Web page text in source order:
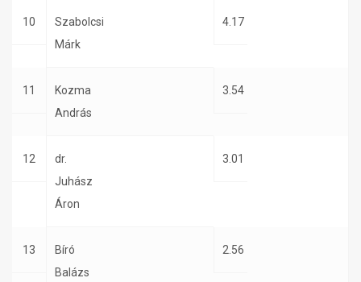
10
Szabolcsi
Márk
4.17
11
Kozma
András
3.54
12
dr.
Juhász
Áron
3.01
13
Bíró
Balázs
2.56